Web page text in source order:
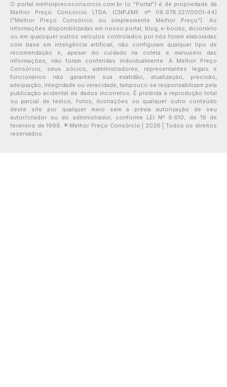
O portal melhorprecoconsorcio.com.br (o "Portal") é de propriedade da
Melhor Preço Consórcio LTDA. (CNPJ/MF nº 08.978.327/0001-44)
("Melhor Preço Consórcio ou simplesmente Melhor Preço"). As
informações disponibilizadas em nosso portal, blog, e-books, dicionário
ou em quaisquer outros veículos controlados por nós foram elaboradas
com base em inteligência artificial, não configuram qualquer tipo de
recomendação e, apesar do cuidado na coleta e manuseio das
informações, não foram conferidas individualmente. A Melhor Preço
Consórcio, seus sócios, administradores, representantes legais e
funcionários não garantem sua exatidão, atualização, precisão,
adequação, integridade ou veracidade, tampouco se responsabilizam pela
publicação acidental de dados incorretos. É proibida a reprodução total
ou parcial de textos, fotos, ilustrações ou qualquer outro conteúdo
deste site por qualquer meio sem a prévia autorização de seu
autor/criador ou do administrador, conforme LEI Nº 9.610, de 19 de
fevereiro de 1998. ® Melhor Preço Consórcio | 2026 | Todos os direitos
reservados.